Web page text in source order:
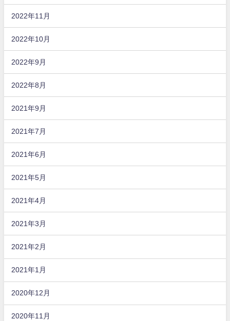
2022年11月
2022年10月
2022年9月
2022年8月
2021年9月
2021年7月
2021年6月
2021年5月
2021年4月
2021年3月
2021年2月
2021年1月
2020年12月
2020年11月